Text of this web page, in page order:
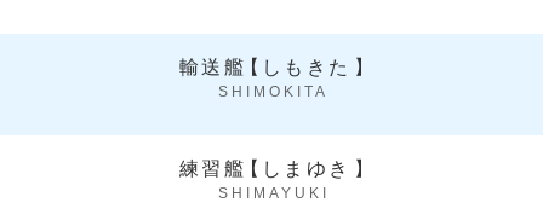
輸送艦【 しもきた 】
SHIMOKITA
練習艦【 しまゆき 】
SHIMAYUKI